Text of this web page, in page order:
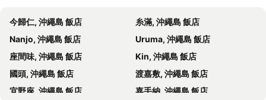
Tokyu Stay Okinawa Naha
Nishitetsu Resort Inn Naha
Hotel Grand Consort Naha
Y's CABIN&HOTEL Naha Kokusai Street
Okinawa Prince Hotel Ocean View Ginowan
Hotel Collective
Hotel Lantana Naha Kokusai-Dori
Solvita Hotel Naha
Aqua Palace Chatan by Coldio Premium
Comfort Plus
今歸仁, 沖繩島 飯店
糸滿, 沖繩島 飯店
Nanjo, 沖繩島 飯店
Uruma, 沖繩島 飯店
座間味, 沖繩島 飯店
Kin, 沖繩島 飯店
國頭, 沖繩島 飯店
渡嘉敷, 沖繩島 飯店
宜野座, 沖繩島 飯店
嘉手納, 沖繩島 飯店